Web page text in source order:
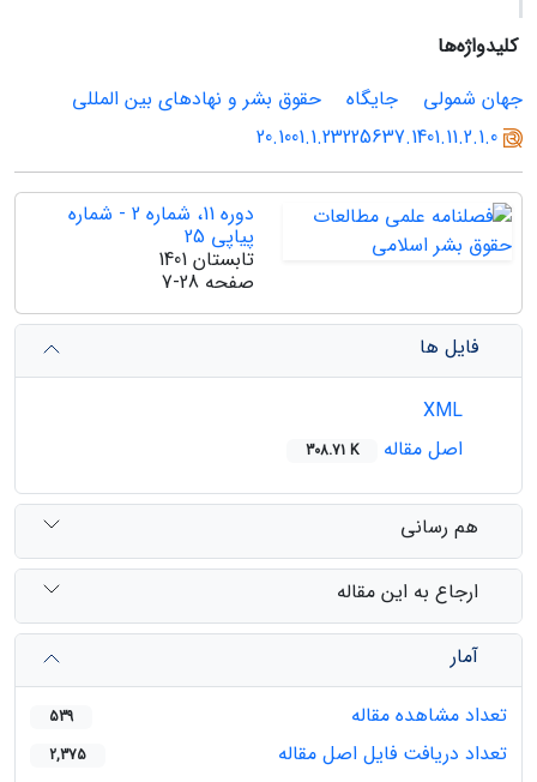
کلیدواژه‌ها
جهان شمولی
جایگاه
حقوق بشر و نهادهای بین المللی
20.1001.1.23225637.1401.11.2.1.0
دوره 11، شماره 2 - شماره
پیاپی 25
تابستان 1401
صفحه 7-28
فایل ها
اصل مقاله
308.71 K
هم رسانی
ارجاع به این مقاله
آمار
تعداد مشاهده مقاله
539
تعداد دریافت فایل اصل مقاله 2,375